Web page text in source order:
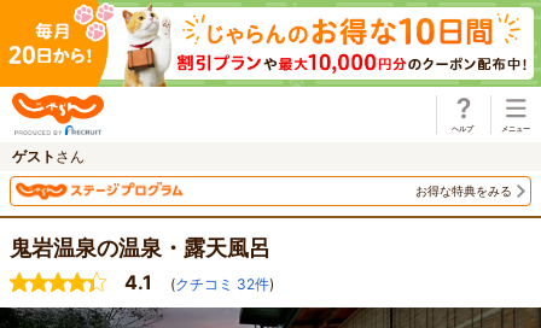
ゲスト さん
お得な特典をみる
鬼岩温泉の温泉・露天風呂
4.1 (クチコミ 32件)